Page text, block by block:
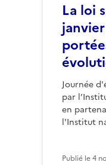
La loi
Journée
par
en
l'Institut
Publié le4